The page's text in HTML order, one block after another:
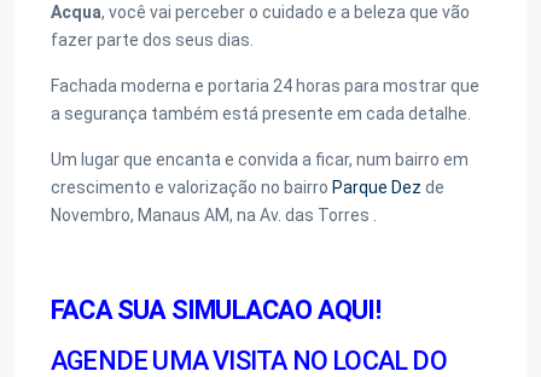
Acqua, você vai perceber o cuidado e a beleza que vão
fazer parte dos seus dias.
Fachada moderna e portaria 24 horas para mostrar que
a segurança também está presente em cada detalhe.
Um lugar que encanta e convida a ficar, num bairro em
crescimento e valorização no bairro Parque Dez de
Novembro, Manaus AM, na Av. das Torres .
FACA SUA SIMULACAO AQUI!
AGENDE UMA VISITA NO LOCAL DO